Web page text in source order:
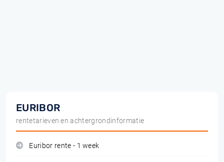
EURIBOR
rentetarieven en achtergrondinformatie
Euribor rente - 1 week